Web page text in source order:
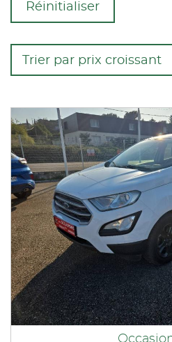
Réinitialiser
Trier par prix croissant